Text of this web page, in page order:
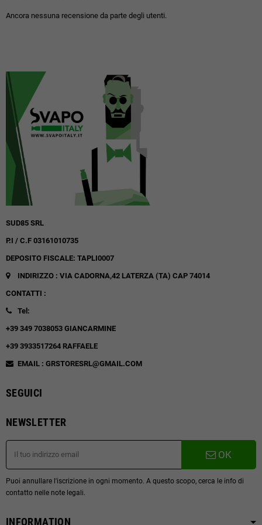
Ancora nessuna recensione da parte degli utenti.
SUD85 SRL
P.I / C.F 03161010735
DEPOSITO FISCALE: TAPLI0007
INDIRIZZO : VIA CADORNA,42 LATERZA (TA) CAP 74014
CONTATTI :
Tel:
+39 349 7038053 GIANCARMINE
+39 3933517264 RAFFAELE
EMAIL : GRSTORESRL@GMAIL.COM
SEGUICI
NEWSLETTER
OK
Puoi annullare l'iscrizione in ogni momento. A questo scopo, cerca le info di
contatto nelle note legali.
INFORMATION